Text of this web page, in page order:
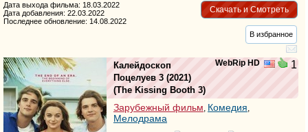
Скачать и Смотреть
Дата выхода фильма: 18.03.2022
Дата добавления: 22.03.2022
Последнее обновление: 14.08.2022
В избранное
WebRip HD 1
Калейдоскоп
Поцелуев 3 (2021)
(The Kissing Booth 3)
Зарубежный фильм, Комедия,
Мелодрама